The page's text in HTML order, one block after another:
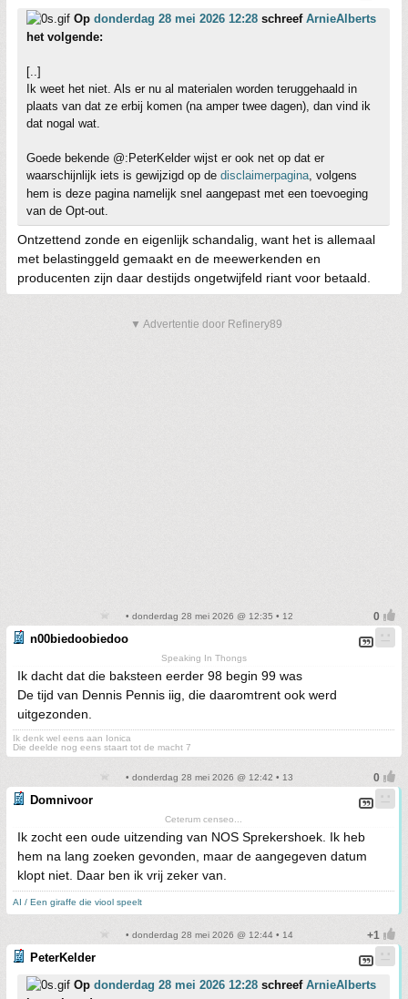
Op donderdag 28 mei 2026 12:28 schreef ArnieAlberts
het volgende:
[..]
Ik weet het niet. Als er nu al materialen worden teruggehaald in
plaats van dat ze erbij komen (na amper twee dagen), dan vind ik
dat nogal wat.
Goede bekende @:PeterKelder wijst er ook net op dat er
waarschijnlijk iets is gewijzigd op de disclaimerpagina, volgens
hem is deze pagina namelijk snel aangepast met een toevoeging
van de Opt-out.
Ontzettend zonde en eigenlijk schandalig, want het is allemaal
met belastinggeld gemaakt en de meewerkenden en
producenten zijn daar destijds ongetwijfeld riant voor betaald.
▼ Advertentie door Refinery89
• donderdag 28 mei 2026 @ 12:35 • 12
n00biedoobiedoo
Speaking In Thongs
Ik dacht dat die baksteen eerder 98 begin 99 was
De tijd van Dennis Pennis iig, die daaromtrent ook werd
uitgezonden.
Ik denk wel eens aan Ionica
Die deelde nog eens staart tot de macht 7
• donderdag 28 mei 2026 @ 12:42 • 13
Domnivoor
Ceterum censeo...
Ik zocht een oude uitzending van NOS Sprekershoek. Ik heb
hem na lang zoeken gevonden, maar de aangegeven datum
klopt niet. Daar ben ik vrij zeker van.
AI / Een giraffe die viool speelt
• donderdag 28 mei 2026 @ 12:44 • 14
PeterKelder
Op donderdag 28 mei 2026 12:28 schreef ArnieAlberts